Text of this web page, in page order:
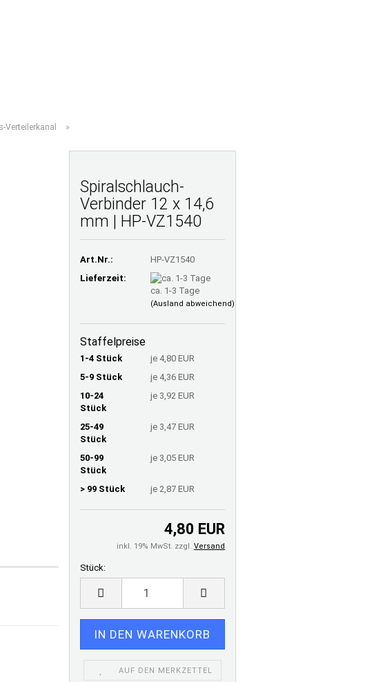
Verteilerkanal »
Spiralschlauch-
Verbinder 12 x 14,6
mm | HP-VZ1540
Art.Nr.:
HP-VZ1540
Lieferzeit:
ca. 1-3 Tage
(Ausland abweichend)
Staffelpreise
1-4 Stück
je 4,80 EUR
5-9 Stück
je 4,36 EUR
10-24
Stück
je 3,92 EUR
25-49
Stück
je 3,47 EUR
50-99
Stück
je 3,05 EUR
> 99 Stück je 2,87 EUR
4,80 EUR
inkl. 19% MwSt. zzgl. Versand
Stück:
Stück
AUF DEN MERKZETTEL